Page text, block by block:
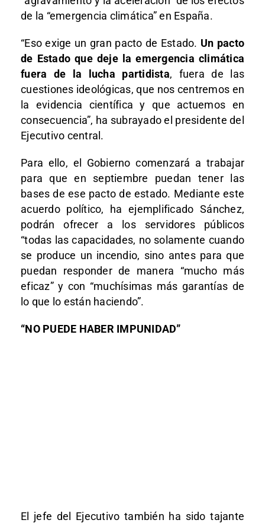
de la “emergencia climática” en España.
“Eso exige un gran pacto de Estado. Un pacto
de Estado que deje la emergencia climática
fuera de la lucha partidista, fuera de las
cuestiones ideológicas, que nos centremos en
la evidencia científica y que actuemos en
consecuencia”, ha subrayado el presidente del
Ejecutivo central.
Para ello, el Gobierno comenzará a trabajar
para que en septiembre puedan tener las
bases de ese pacto de estado. Mediante este
acuerdo político, ha ejemplificado Sánchez,
podrán ofrecer a los servidores públicos
“todas las capacidades, no solamente cuando
se produce un incendio, sino antes para que
puedan responder de manera “mucho más
eficaz” y con “muchísimas más garantías de
lo que lo están haciendo”.
“NO PUEDE HABER IMPUNIDAD”
El jefe del Ejecutivo también ha sido tajante